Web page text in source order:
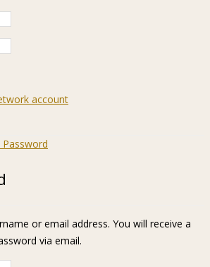
account
or email address. You will receive a
via email.